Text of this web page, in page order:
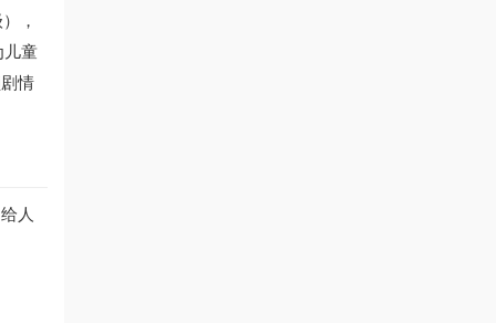
，
儿童
情
人